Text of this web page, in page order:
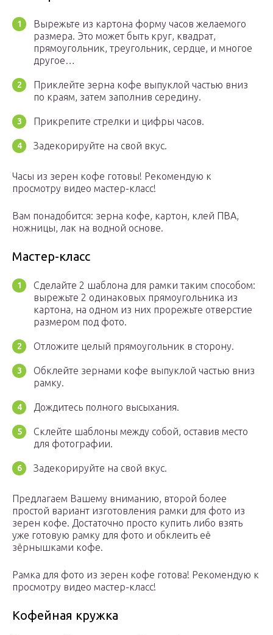
Вырежьте из картона форму часов желаемого
размера. Это может быть круг, квадрат,
прямоугольник, треугольник, сердце, и многое
другое…
Приклейте зерна кофе выпуклой частью вниз
по краям, затем заполнив середину.
Прикрепите стрелки и цифры часов.
Задекорируйте на свой вкус.
Часы из зерен кофе готовы! Рекомендую к
просмотру видео мастер-класс!
Вам понадобится: зерна кофе, картон, клей ПВА,
ножницы, лак на водной основе.
Мастер-класс
Сделайте 2 шаблона для рамки таким способом:
вырежьте 2 одинаковых прямоугольника из
картона, на одном из них прорежьте отверстие
размером под фото.
Отложите целый прямоугольник в сторону.
Обклейте зернами кофе выпуклой частью вниз
рамку.
Дождитесь полного высыхания.
Склейте шаблоны между собой, оставив место
для фотографии.
Задекорируйте на свой вкус.
Предлагаем Вашему вниманию, второй более
простой вариант изготовления рамки для фото из
зерен кофе. Достаточно просто купить либо взять
уже готовую рамку для фото и обклеить её
зёрнышками кофе.
Рамка для фото из зерен кофе готова! Рекомендую к
просмотру видео мастер-класс!
Кофейная кружка